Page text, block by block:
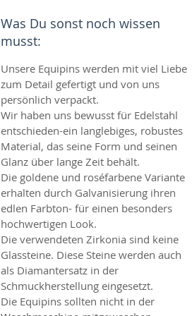
Was Du sonst noch wissen
musst:
Unsere Equipins werden mit viel Liebe
zum Detail gefertigt und von uns
persönlich verpackt.
Wir haben uns bewusst für Edelstahl
entschieden-ein langlebiges, robustes
Material, das seine Form und seinen
Glanz über lange Zeit behält.
Die goldene und roséfarbene Variante
erhalten durch Galvanisierung ihren
edlen Farbton- für einen besonders
hochwertigen Look.
Die verwendeten Zirkonia sind keine
Glassteine. Diese Steine werden auch
als Diamantersatz in der
Schmuckherstellung eingesetzt.
Die Equipins sollten nicht in der